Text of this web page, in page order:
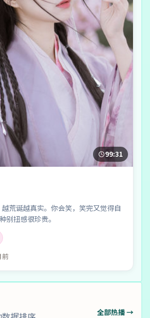
99:31
荒诞越真实。你会笑，笑完又觉得自
扭感很珍贵。
前
全部热播 →